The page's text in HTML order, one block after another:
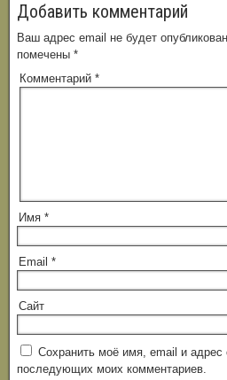
Добавить комментарий
Ваш адрес email не будет
помечены *
Комментарий *
Имя *
Email *
Сайт
Сохранить моё имя, email и адрес
последующих моих комментариев.